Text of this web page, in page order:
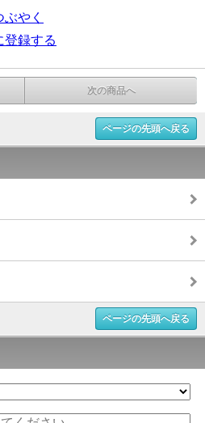
やく
登録する
次の商品へ
ページの先頭へ戻る
ページの先頭へ戻る